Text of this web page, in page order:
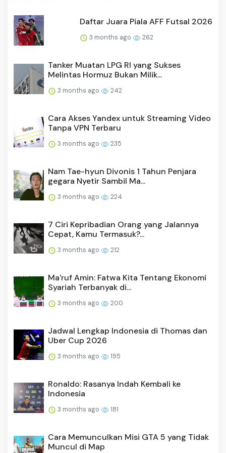
Daftar Juara Piala AFF Futsal 2026
3 months ago 262
Tanker Muatan LPG RI yang Sukses
Melintas Hormuz Bukan Milik...
3 months ago 242
Cara Akses Yandex untuk Streaming Video
Tanpa VPN Terbaru
3 months ago 235
Nam Tae-hyun Divonis 1 Tahun Penjara
gegara Nyetir Sambil Ma...
3 months ago 224
7 Ciri Kepribadian Orang yang Jalannya
Cepat, Kamu Termasuk?...
3 months ago 212
Ma'ruf Amin: Fatwa Kita Tentang Ekonomi
Syariah Terbanyak di...
3 months ago 200
Jadwal Lengkap Indonesia di Thomas dan
Uber Cup 2026
3 months ago 195
Ronaldo: Rasanya Indah Kembali ke
Indonesia
3 months ago 181
Cara Memunculkan Misi GTA 5 yang Tidak
Muncul di Map